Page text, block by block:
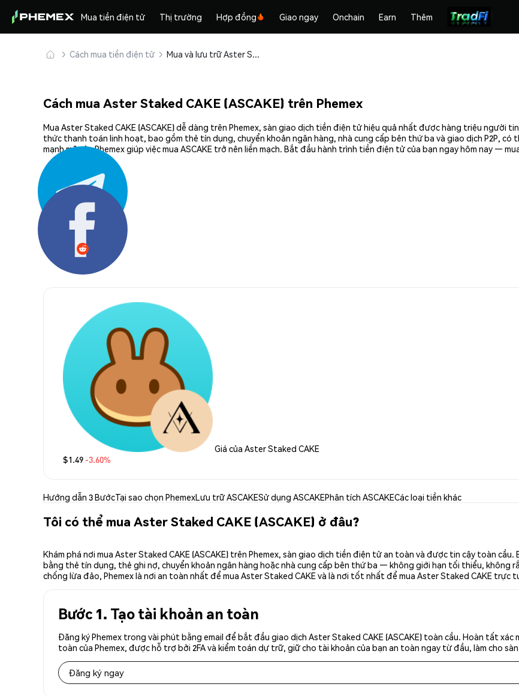
Mua tiền điện tử Thị trường Hợp đồng Giao ngay Onchain Earn Thêm
Cách mua tiền điện tử Mua và lưu trữ Aster Staked CAKE (ASCAKE) an toàn
Cách mua Aster Staked CAKE (ASCAKE) trên Phemex
Mua Aster Staked CAKE (ASCAKE) dễ dàng trên Phemex, sàn giao dịch tiền điện tử hiệu quả nhất được hàng triệu người
thức thanh toán linh hoạt, bao gồm thẻ tín dụng, chuyển khoản ngân hàng, nhà cung cấp bên thứ ba và giao dịch P2P,
mạnh mẽ của Phemex giúp việc mua ASCAKE trở nên liền mạch. Bắt đầu hành trình tiền điện tử của bạn ngay hôm nay —
Chia sẻ:
Giá của Aster Staked CAKE
$1.49 -3.60%
Hướng dẫn 3 BướcTại sao chọn PhemexLưu trữ ASCAKESử dụng ASCAKEPhân tích ASCAKECác loại tiền khác
Tôi có thể mua Aster Staked CAKE (ASCAKE) ở đâu?
Khám phá nơi mua Aster Staked CAKE (ASCAKE) trên Phemex, sàn giao dịch tiền điện tử an toàn và được tin cậy toàn
bằng thẻ tín dụng, thẻ ghi nợ, chuyển khoản ngân hàng hoặc nhà cung cấp bên thứ ba — không giới hạn tối thiểu, không
chống lừa đảo, Phemex là nơi an toàn nhất để mua Aster Staked CAKE và là nơi tốt nhất để mua Aster Staked CAKE trực
Bước 1. Tạo tài khoản an toàn
Đăng ký Phemex trong vài phút bằng email để bắt đầu giao dịch Aster Staked CAKE (ASCAKE) toàn cầu. Hoàn tất
toàn của Phemex, được hỗ trợ bởi 2FA và kiểm toán dự trữ, giữ cho tài khoản của bạn an toàn ngay từ đầu, làm cho
Đăng ký ngay